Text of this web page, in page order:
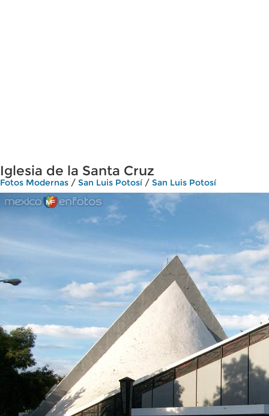
Iglesia de la Santa Cruz
Fotos Modernas / San Luis Potosí / San Luis Potosí